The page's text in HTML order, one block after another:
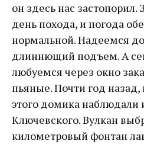
он здесь нас застопорил.
день похода, и погода
нормальной. Надеемся
длиннющий подъем. А
любуемся через окно
пьяные. Почти год назад,
этого домика наблюдали
Ключевского. Вулкан
километровый фонтан